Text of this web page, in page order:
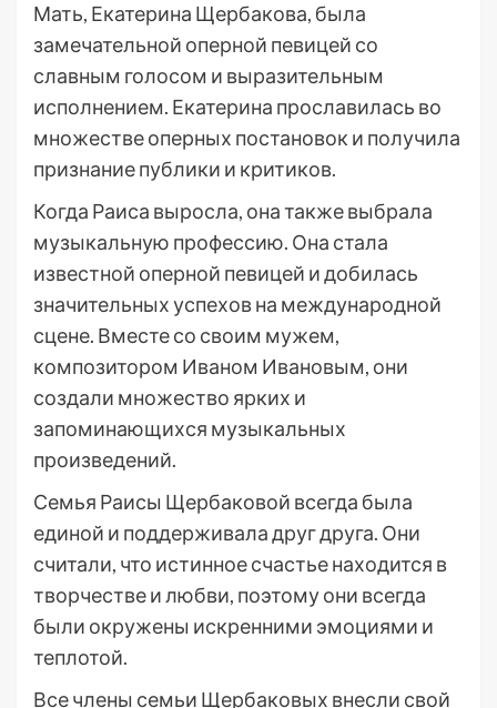
Мать, Екатерина Щербакова, была
замечательной оперной певицей со
славным голосом и выразительным
исполнением. Екатерина прославилась во
множестве оперных постановок и получила
признание публики и критиков.
Когда Раиса выросла, она также выбрала
музыкальную профессию. Она стала
известной оперной певицей и добилась
значительных успехов на международной
сцене. Вместе со своим мужем,
композитором Иваном Ивановым, они
создали множество ярких и
запоминающихся музыкальных
произведений.
Семья Раисы Щербаковой всегда была
единой и поддерживала друг друга. Они
считали, что истинное счастье находится в
творчестве и любви, поэтому они всегда
были окружены искренними эмоциями и
теплотой.
Все члены семьи Щербаковых внесли свой